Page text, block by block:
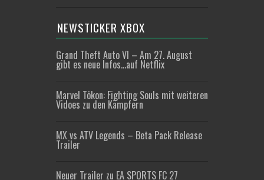
NEWSTICKER XBOX
Grand Theft Auto VI – Am 27. August
gibt es neue Infos…auf Netflix
Marvel Tōkon: Fighting Souls mit weiteren
Vidoes zu den Kämpfern
MX vs ATV Legends – Beta Pack Release
Trailer
Neuer Trailer zu EA SPORTS FC 27